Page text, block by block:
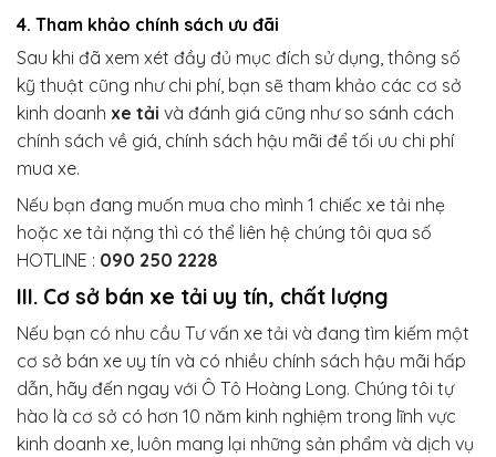
4. Tham khảo chính sách ưu đãi
Sau khi đã xem xét đầy đủ mục đích sử dụng, thông số
kỹ thuật cũng như chi phí, bạn sẽ tham khảo các cơ sở
kinh doanh xe tải và đánh giá cũng như so sánh cách
chính sách về giá, chính sách hậu mãi để tối ưu chi phí
mua xe.
Nếu bạn đang muốn mua cho mình 1 chiếc xe tải nhẹ
hoặc xe tải nặng thì có thể liên hệ chúng tôi qua số
HOTLINE : 090 250 2228
III. Cơ sở bán xe tải uy tín, chất lượng
Nếu bạn có nhu cầu Tư vấn xe tải và đang tìm kiếm một
cơ sở bán xe uy tín và có nhiều chính sách hậu mãi hấp
dẫn, hãy đến ngay với Ô Tô Hoàng Long. Chúng tôi tự
hào là cơ sở có hơn 10 năm kinh nghiệm trong lĩnh vực
kinh doanh xe, luôn mang lại những sản phẩm và dịch vụ